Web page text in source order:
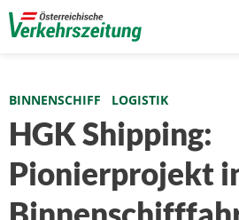
BINNENSCHIFF LOGISTIK
HGK Shipping:
Pionierprojekt